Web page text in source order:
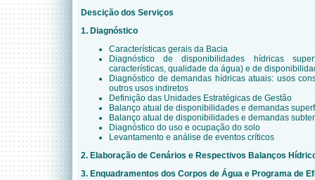
Descição dos Serviços
1. Diagnóstico
Características gerais da Bacia
Diagnóstico de disponibilidades hídricas
características, qualidade da água) e de
Diagnóstico de demandas hídricas atuais: usos
outros usos indiretos
Definição das Unidades Estratégicas de Gestão
Balanço atual de disponibilidades e demandas
Balanço atual de disponibilidades e demandas
Diagnóstico do uso e ocupação do solo
Levantamento e análise de eventos críticos
2. Elaboração de Cenários e Respectivos Balanços
3. Enquadramentos dos Corpos de Água e Programa de